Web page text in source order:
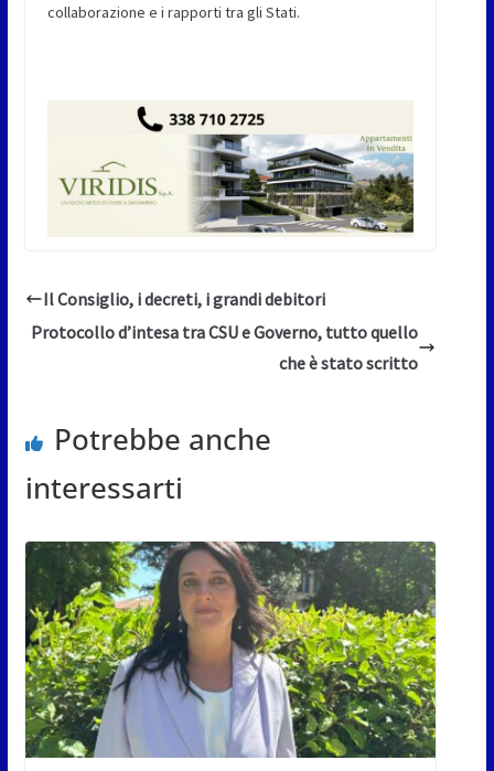
collaborazione e i rapporti tra gli Stati.
Il Consiglio, i decreti, i grandi debitori
Protocollo d’intesa tra CSU e Governo, tutto quello
che è stato scritto
Potrebbe anche
interessarti